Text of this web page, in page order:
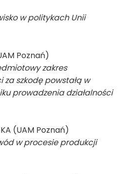
w politykach Unii
Poznań)
zakres
szkodę powstałą w
prowadzenia działalności
(UAM Poznań)
w procesie produkcji